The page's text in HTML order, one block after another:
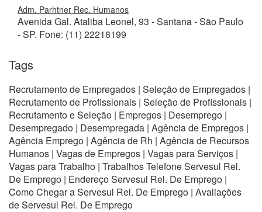
Adm. Parhtner Rec. Humanos
Avenida Gal. Ataliba Leonel, 93 - Santana - São Paulo
- SP. Fone: (11) 22218199
Tags
Recrutamento de Empregados | Seleção de Empregados |
Recrutamento de Profissionais | Seleção de Profissionais |
Recrutamento e Seleção | Empregos | Desemprego |
Desempregado | Desempregada | Agência de Empregos |
Agência Emprego | Agência de Rh | Agência de Recursos
Humanos | Vagas de Empregos | Vagas para Serviços |
Vagas para Trabalho | Trabalhos Telefone Servesul Rel.
De Emprego | Endereço Servesul Rel. De Emprego |
Como Chegar a Servesul Rel. De Emprego | Avaliações
de Servesul Rel. De Emprego